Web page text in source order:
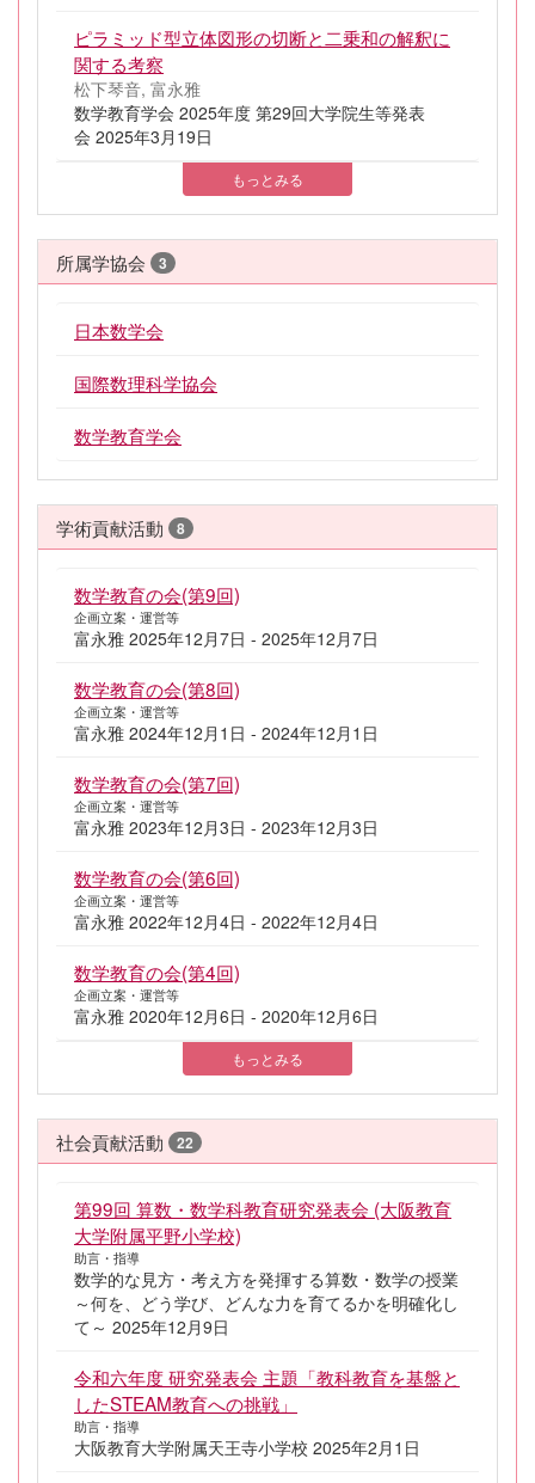
ピラミッド型立体図形の切断と二乗和の解釈に
関する考察
松下琴音, 富永雅
数学教育学会 2025年度 第29回大学院生等発表
会 2025年3月19日
もっとみる
所属学協会 3
日本数学会
国際数理科学協会
数学教育学会
学術貢献活動 8
数学教育の会(第9回)
企画立案・運営等
富永雅 2025年12月7日 - 2025年12月7日
数学教育の会(第8回)
企画立案・運営等
富永雅 2024年12月1日 - 2024年12月1日
数学教育の会(第7回)
企画立案・運営等
富永雅 2023年12月3日 - 2023年12月3日
数学教育の会(第6回)
企画立案・運営等
富永雅 2022年12月4日 - 2022年12月4日
数学教育の会(第4回)
企画立案・運営等
富永雅 2020年12月6日 - 2020年12月6日
もっとみる
社会貢献活動 22
第99回 算数・数学科教育研究発表会 (大阪教育
大学附属平野小学校)
助言・指導
数学的な見方・考え方を発揮する算数・数学の授業
～何を、どう学び、どんな力を育てるかを明確化し
て～ 2025年12月9日
令和六年度 研究発表会 主題「教科教育を基盤と
したSTEAM教育への挑戦」
助言・指導
大阪教育大学附属天王寺小学校 2025年2月1日